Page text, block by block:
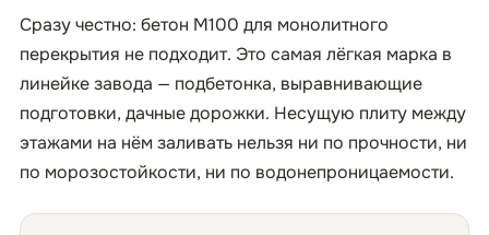
Сразу честно: бетон М100 для монолитного
перекрытия не подходит. Это самая лёгкая марка в
линейке завода — подбетонка, выравнивающие
подготовки, дачные дорожки. Несущую плиту между
этажами на нём заливать нельзя ни по прочности, ни
по морозостойкости, ни по водонепроницаемости.